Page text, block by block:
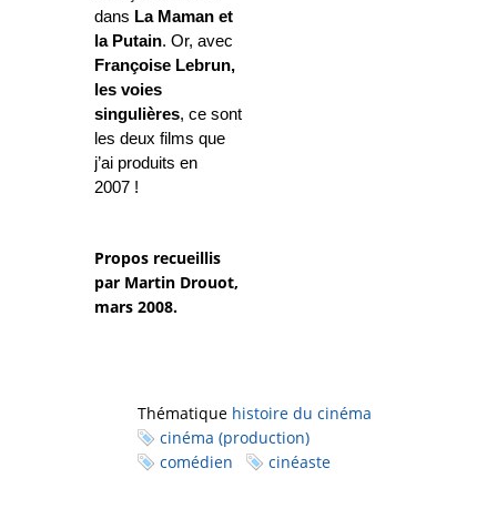
dans La Maman et
la Putain. Or, avec
Françoise Lebrun,
les voies
singulières, ce sont
les deux films que
j’ai produits en
2007 !
Propos recueillis
par Martin Drouot,
mars 2008.
Thématique histoire du cinéma
cinéma (production)
comédien
cinéaste